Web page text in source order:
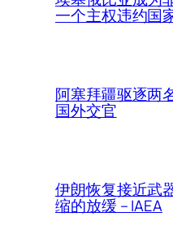
一个主权违约国
阿塞拜疆驱逐两
国外交官
伊朗恢复接近武
缩的放缓 – IAEA